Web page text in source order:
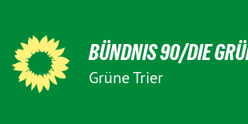
BÜNDNIS 90/DIE
Grüne Trier